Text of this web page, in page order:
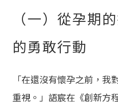
（一）從孕期
的勇敢行動
「在還沒有懷孕之前，我
重視。」語宸在《創新方